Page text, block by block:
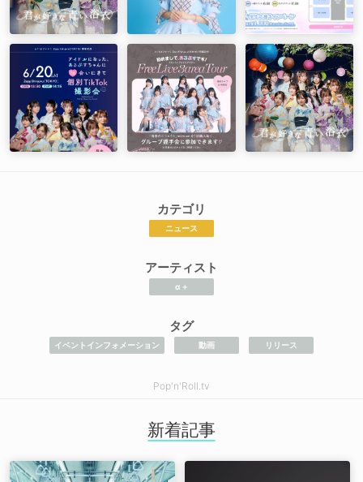
カテゴリ
ニュース
アーティスト
α＋
タグ
イベントインフォメーション 動画 リリース
Pop'n'Roll.tv
新着記事